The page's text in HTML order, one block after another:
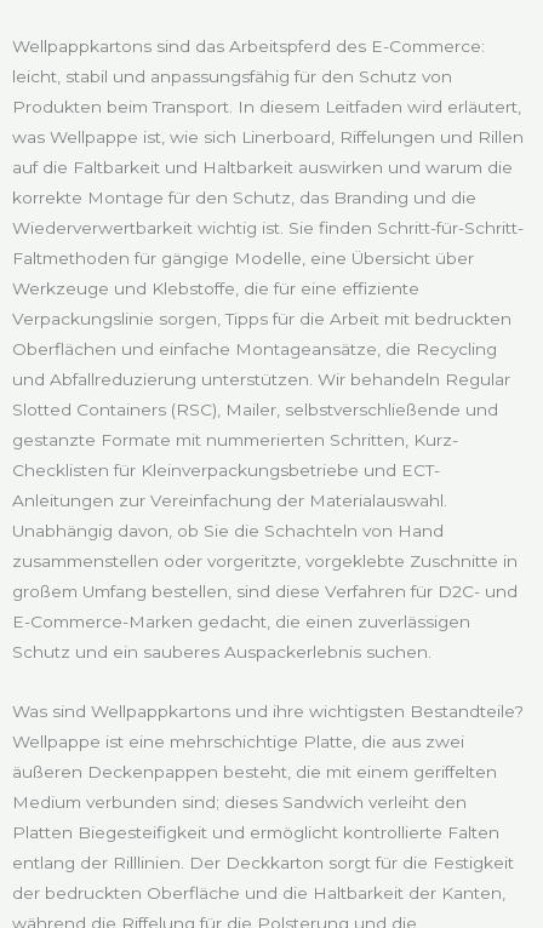
Wellpappkartons sind das Arbeitspferd des E-Commerce:
leicht, stabil und anpassungsfähig für den Schutz von
Produkten beim Transport. In diesem Leitfaden wird erläutert,
was Wellpappe ist, wie sich Linerboard, Riffelungen und Rillen
auf die Faltbarkeit und Haltbarkeit auswirken und warum die
korrekte Montage für den Schutz, das Branding und die
Wiederverwertbarkeit wichtig ist. Sie finden Schritt-für-Schritt-
Faltmethoden für gängige Modelle, eine Übersicht über
Werkzeuge und Klebstoffe, die für eine effiziente
Verpackungslinie sorgen, Tipps für die Arbeit mit bedruckten
Oberflächen und einfache Montageansätze, die Recycling
und Abfallreduzierung unterstützen. Wir behandeln Regular
Slotted Containers (RSC), Mailer, selbstverschließende und
gestanzte Formate mit nummerierten Schritten, Kurz-
Checklisten für Kleinverpackungsbetriebe und ECT-
Anleitungen zur Vereinfachung der Materialauswahl.
Unabhängig davon, ob Sie die Schachteln von Hand
zusammenstellen oder vorgeritzte, vorgeklebte Zuschnitte in
großem Umfang bestellen, sind diese Verfahren für D2C- und
E-Commerce-Marken gedacht, die einen zuverlässigen
Schutz und ein sauberes Auspackerlebnis suchen.
Was sind Wellpappkartons und ihre wichtigsten Bestandteile?
Wellpappe ist eine mehrschichtige Platte, die aus zwei
äußeren Deckenpappen besteht, die mit einem geriffelten
Medium verbunden sind; dieses Sandwich verleiht den
Platten Biegesteifigkeit und ermöglicht kontrollierte Falten
entlang der Rilllinien. Der Deckkarton sorgt für die Festigkeit
der bedruckten Oberfläche und die Haltbarkeit der Kanten,
während die Riffelung für die Polsterung und die